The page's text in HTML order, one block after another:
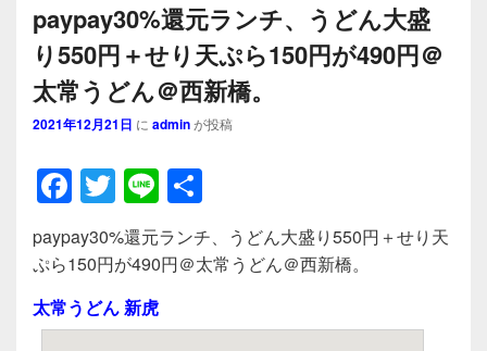
paypay30%還元ランチ、うどん大盛
り550円＋せり天ぷら150円が490円＠
太常うどん＠西新橋。
2021年12月21日 に adminが投稿
F
a
c
e
b
T
wi
tt
er
Li
n
e
有
paypay30%還元ランチ、うどん大盛り550円＋せり天
ぷら150円が490円＠太常うどん＠西新橋。
太常うどん 新虎